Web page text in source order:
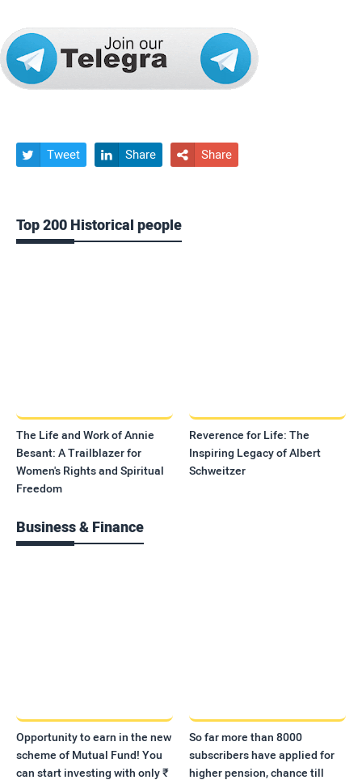
 Tweet  Share  Share
Top 200 Historical people
The Life and Work of Annie
Besant: A Trailblazer for
Women's Rights and Spiritual
Freedom
Reverence for Life: The
Inspiring Legacy of Albert
Schweitzer
Business & Finance
Opportunity to earn in the new
scheme of Mutual Fund! You
can start investing with only ₹
So far more than 8000
subscribers have applied for
higher pension, chance till